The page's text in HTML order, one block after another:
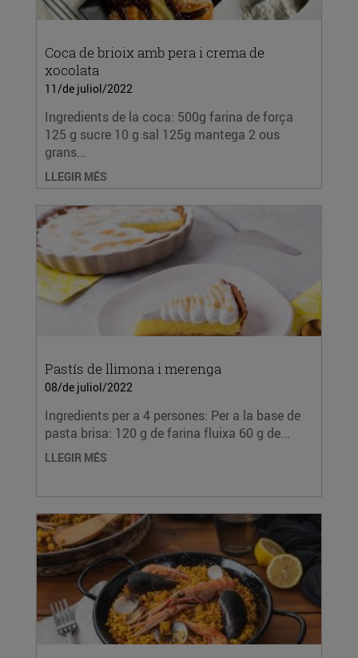
Coca de brioix amb pera i crema de
xocolata
11/de juliol/2022
Ingredients de la coca: 500g farina de força
125 g sucre 10 g sal 125g mantega 2 ous
grans...
LLEGIR MÉS
Pastís de llimona i merenga
08/de juliol/2022
Ingredients per a 4 persones: Per a la base de
pasta brisa: 120 g de farina fluixa 60 g de...
LLEGIR MÉS